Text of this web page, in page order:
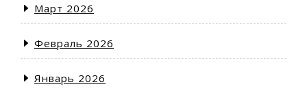
Март 2026
Февраль 2026
Январь 2026